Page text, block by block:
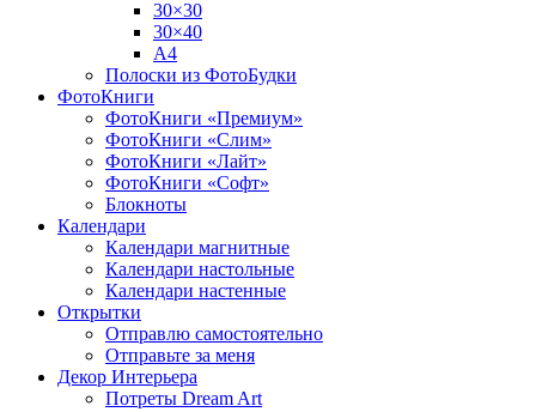
30×30
30×40
A4
Полоски из ФотоБудки
ФотоКниги
ФотоКниги «Премиум»
ФотоКниги «Слим»
ФотоКниги «Лайт»
ФотоКниги «Софт»
Блокноты
Календари
Календари магнитные
Календари настольные
Календари настенные
Открытки
Отправлю самостоятельно
Отправьте за меня
Декор Интерьера
Потреты Dream Art